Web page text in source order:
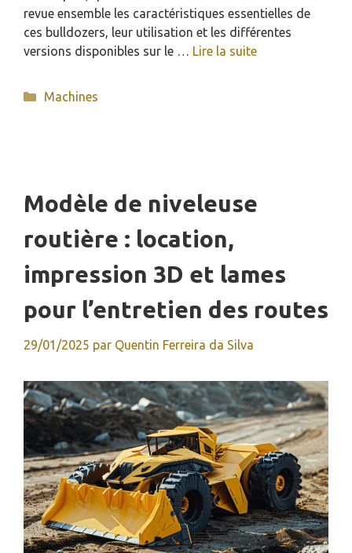
revue ensemble les caractéristiques essentielles de
ces bulldozers, leur utilisation et les différentes
versions disponibles sur le … Lire la suite
Catégories
Machines
Modèle de niveleuse
routière : location,
impression 3D et lames
pour l’entretien des routes
29/01/2025 par Quentin Ferreira da Silva